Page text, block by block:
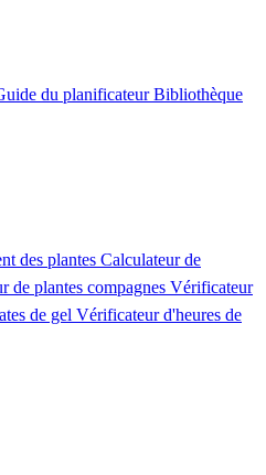
du planificateurBibliothèque
des plantes Calculateur de
de plantes compagnes Vérificateur
de gel Vérificateur d'heures de